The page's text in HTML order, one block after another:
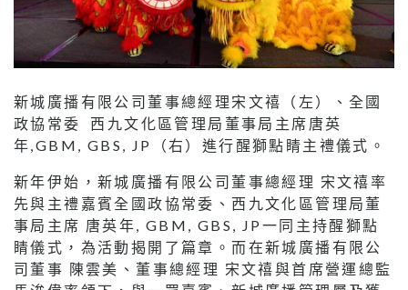
新城廣播有限公司董事總經理宋文禧（左）、全國
政協常委 西九文化區管理局董事局主席唐英
年,GBM, GBS, JP（右）進行醒獅點睛主禮儀式。
新年伊始，新城廣播有限公司董事總經理 宋文禧率
先與主禮嘉賓全國政協常委、西九文化區管理局董
事局主席 唐英年, GBM, GBS, JP一同主持醒獅點
睛儀式，為活動揭開了篇章。而在新城廣播有限公
司董事 陳雲美、董事總經理 宋文禧與首席營運總監